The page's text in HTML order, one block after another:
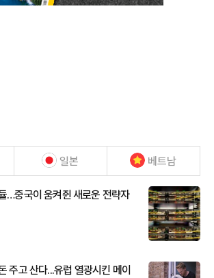
일본 베트남
…중국이 움켜쥔 새로운 전략자
주고 산다...유럽 열광시킨 메이